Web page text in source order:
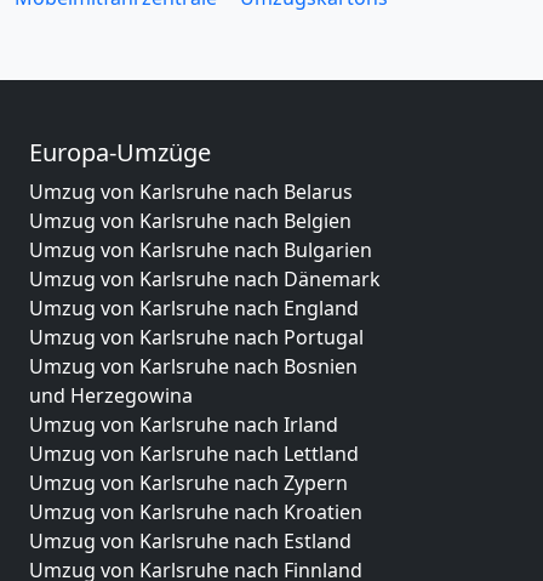
Europa-Umzüge
Umzug von Karlsruhe nach Belarus
Umzug von Karlsruhe nach Belgien
Umzug von Karlsruhe nach Bulgarien
Umzug von Karlsruhe nach Dänemark
Umzug von Karlsruhe nach England
Umzug von Karlsruhe nach Portugal
Umzug von Karlsruhe nach Bosnien
und Herzegowina
Umzug von Karlsruhe nach Irland
Umzug von Karlsruhe nach Lettland
Umzug von Karlsruhe nach Zypern
Umzug von Karlsruhe nach Kroatien
Umzug von Karlsruhe nach Estland
Umzug von Karlsruhe nach Finnland